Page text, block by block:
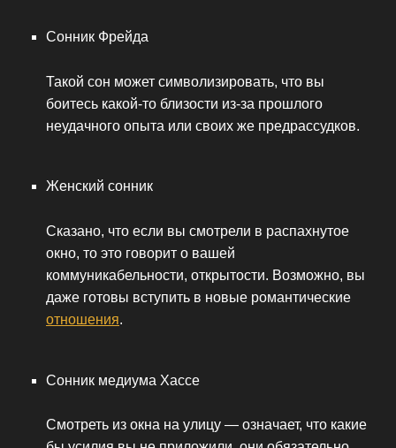
Сонник Фрейда
Такой сон может символизировать, что вы
боитесь какой-то близости из-за прошлого
неудачного опыта или своих же предрассудков.
Женский сонник
Сказано, что если вы смотрели в распахнутое
окно, то это говорит о вашей
коммуникабельности, открытости. Возможно, вы
даже готовы вступить в новые романтические
отношения.
Сонник медиума Хассе
Смотреть из окна на улицу — означает, что какие